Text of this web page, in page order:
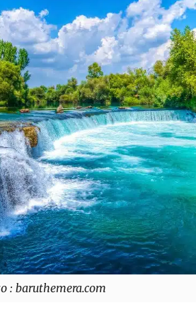
: baruthemera.com